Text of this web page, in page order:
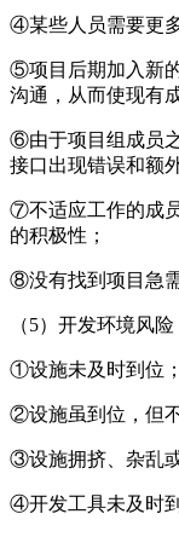
④某些人员需要更
⑤项目后期加入新
沟通，从而使现有
⑥由于项目组成员
接口出现错误和额
⑦不适应工作的成
的积极性；
⑧没有找到项目急
（5）开发环境风险
①设施未及时到位；
②设施虽到位，但
③设施拥挤、杂乱
④开发工具未及时